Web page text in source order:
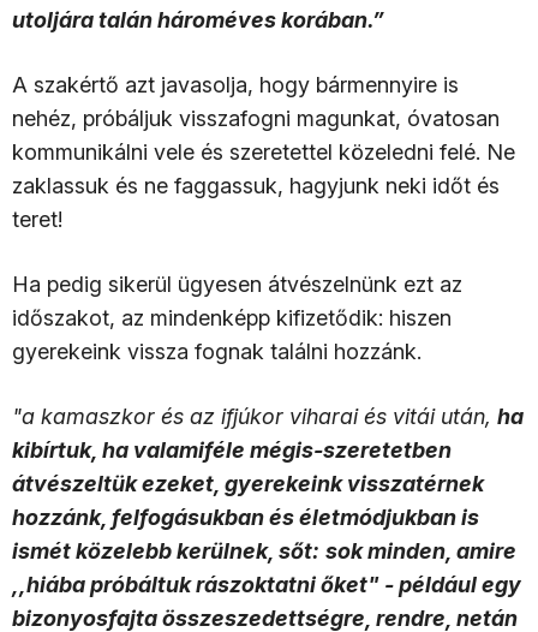
utoljára talán hároméves korában.”
A szakértő azt javasolja, hogy bármennyire is
nehéz, próbáljuk visszafogni magunkat, óvatosan
kommunikálni vele és szeretettel közeledni felé. Ne
zaklassuk és ne faggassuk, hagyjunk neki időt és
teret!
Ha pedig sikerül ügyesen átvészelnünk ezt az
időszakot, az mindenképp kifizetődik: hiszen
gyerekeink vissza fognak találni hozzánk.
"a kamaszkor és az ifjúkor viharai és vitái után, ha
kibírtuk, ha valamiféle mégis-szeretetben
átvészeltük ezeket, gyerekeink visszatérnek
hozzánk, felfogásukban és életmódjukban is
ismét közelebb kerülnek, sőt: sok minden, amire
,,hiába próbáltuk rászoktatni őket" - például egy
bizonyosfajta összeszedettségre, rendre, netán